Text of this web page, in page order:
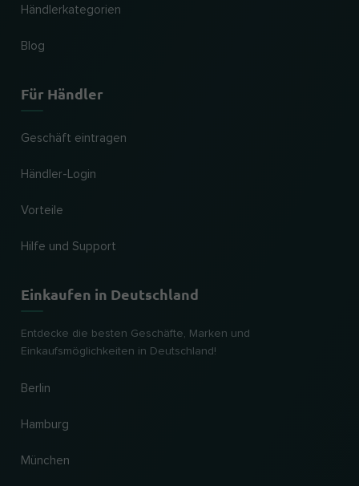
Händlerkategorien
Blog
Für Händler
Geschäft eintragen
Händler-Login
Vorteile
Hilfe und Support
Einkaufen in Deutschland
Entdecke die besten Geschäfte, Marken und
Einkaufsmöglichkeiten in Deutschland!
Berlin
Hamburg
München